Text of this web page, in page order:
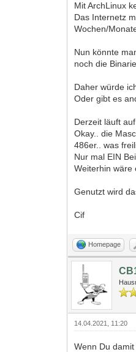
Mit ArchLinux
Das Internetz
Wochen/
Nun könnte
noch die
Daher würde
Oder gibt es
Derzeit läuft
Okay.. die
486er.. was
Nur mal EIN
Weiterhin wäre
Genutzt wird
Cif
Homepage
14.04.2021, 11:20
Wenn Du